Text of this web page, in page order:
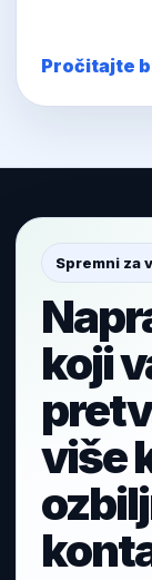
Pročitajte
Spremni za
koji
više